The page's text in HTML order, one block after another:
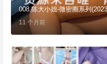
008.陈大小姐-微密圈系列
11 个月前